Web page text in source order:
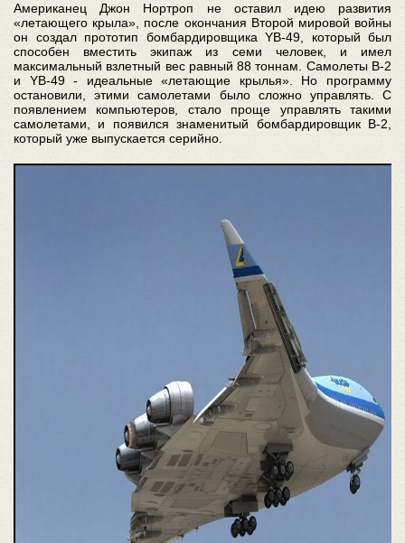
Американец Джон Нортроп не оставил идею развития
«летающего крыла», после окончания Второй мировой войны
он создал прототип бомбардировщика YB-49, который был
способен вместить экипаж из семи человек, и имел
максимальный взлетный вес равный 88 тоннам. Самолеты В-2
и YB-49 - идеальные «летающие крылья». Но программу
остановили, этими самолетами было сложно управлять. С
появлением компьютеров, стало проще управлять такими
самолетами, и появился знаменитый бомбардировщик В-2,
который уже выпускается серийно.